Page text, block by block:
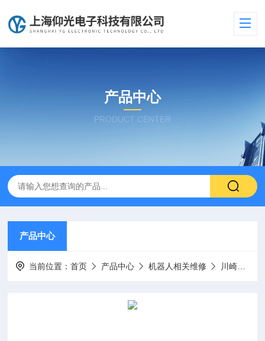
产品中心
PRODUCT CENTER
产品中心
当前位置：首页 产品中心 机器人相关维修 川崎机器人相关维修